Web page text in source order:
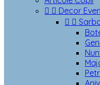
  Decor
 